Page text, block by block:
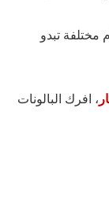
مختلفة تبدو
، افرك البالونات